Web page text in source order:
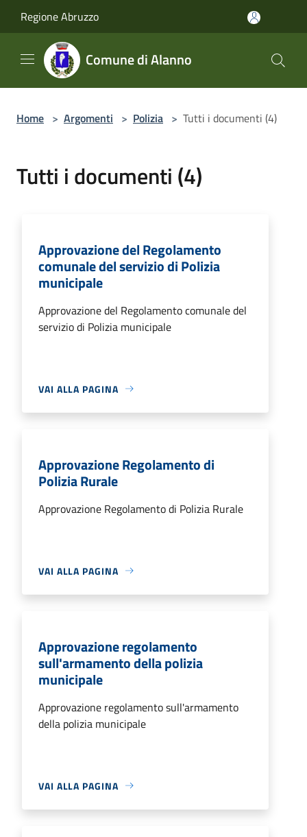
Regione Abruzzo
Comune di Alanno
Home > Argomenti > Polizia > Tutti i documenti (4)
Tutti i documenti (4)
Approvazione del Regolamento
comunale del servizio di Polizia
municipale
Approvazione del Regolamento comunale del
servizio di Polizia municipale
VAI ALLA PAGINA
Approvazione Regolamento di
Polizia Rurale
Approvazione Regolamento di Polizia Rurale
VAI ALLA PAGINA
Approvazione regolamento
sull'armamento della polizia
municipale
Approvazione regolamento sull'armamento
della polizia municipale
VAI ALLA PAGINA